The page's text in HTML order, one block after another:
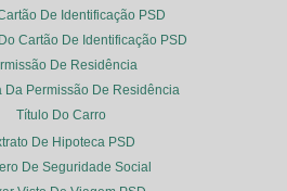
De Identificação PSD
Cartão De Identificação PSD
De Residência
Da Permissão De Residência
Título Do Carro
De Hipoteca PSD
De Seguridade Social